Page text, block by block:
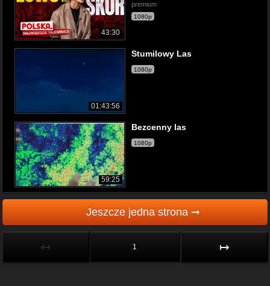
43:30
premium
1080p
01:43:56
Stumilowy Las
1080p
59:25
Bezcenny las
1080p
Jeszcze jedna strona ➞
↤ 1 ↦